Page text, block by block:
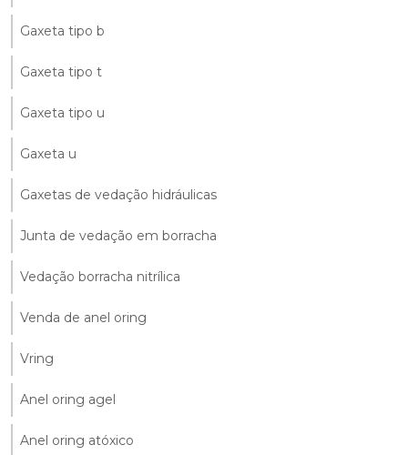
Gaxeta tipo b
Gaxeta tipo t
Gaxeta tipo u
Gaxeta u
Gaxetas de vedação hidráulicas
Junta de vedação em borracha
Vedação borracha nitrílica
Venda de anel oring
Vring
Anel oring agel
Anel oring atóxico